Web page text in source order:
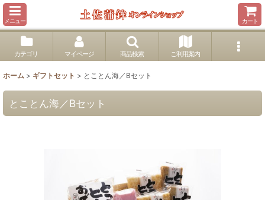
メニュー カート
カテゴリ マイページ 商品検索 ご利用案内
ホーム > ギフトセット > とことん海／Bセット
とことん海／Bセット